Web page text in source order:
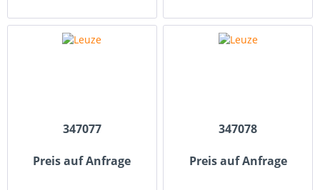
347077
Preis auf Anfrage
347078
Preis auf Anfrage